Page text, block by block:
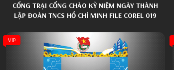
CỔNG TRẠI CỔNG CHÀO KỶ NIỆM NGÀY THÀNH
LẬP ĐOÀN TNCS HỒ CHÍ MINH FILE COREL 019
VIP